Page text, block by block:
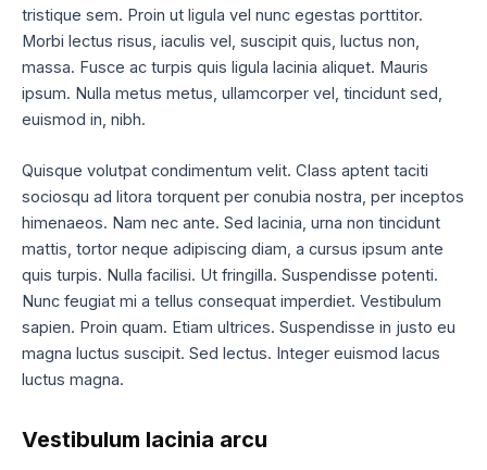
tristique sem. Proin ut ligula vel nunc egestas porttitor.
Morbi lectus risus, iaculis vel, suscipit quis, luctus non,
massa. Fusce ac turpis quis ligula lacinia aliquet. Mauris
ipsum. Nulla metus metus, ullamcorper vel, tincidunt sed,
euismod in, nibh.
Quisque volutpat condimentum velit. Class aptent taciti
sociosqu ad litora torquent per conubia nostra, per inceptos
himenaeos. Nam nec ante. Sed lacinia, urna non tincidunt
mattis, tortor neque adipiscing diam, a cursus ipsum ante
quis turpis. Nulla facilisi. Ut fringilla. Suspendisse potenti.
Nunc feugiat mi a tellus consequat imperdiet. Vestibulum
sapien. Proin quam. Etiam ultrices. Suspendisse in justo eu
magna luctus suscipit. Sed lectus. Integer euismod lacus
luctus magna.
Vestibulum lacinia arcu